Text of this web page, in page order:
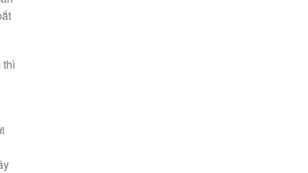
thì